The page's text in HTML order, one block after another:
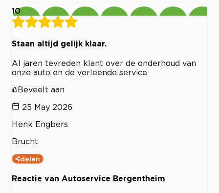
10
Staan altijd gelijk klaar.
Al jaren tevreden klant over de onderhoud van
onze auto en de verleende service.
Beveelt aan
25 May 2026
Henk Engbers
Brucht
delen
Reactie van Autoservice Bergentheim